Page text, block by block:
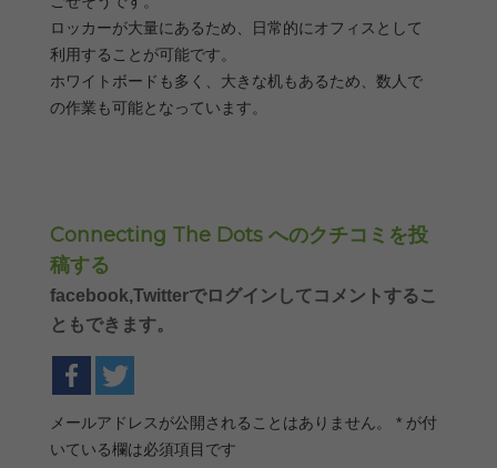
ロッカーが大量にあるため、日常的にオフィスとして
利用することが可能です。
ホワイトボードも多く、大きな机もあるため、数人で
の作業も可能となっています。
Connecting The Dots へのクチコミを投
稿する
facebook,Twitterでログインしてコメントするこ
ともできます。
メールアドレスが公開されることはありません。 * が付
いている欄は必須項目です